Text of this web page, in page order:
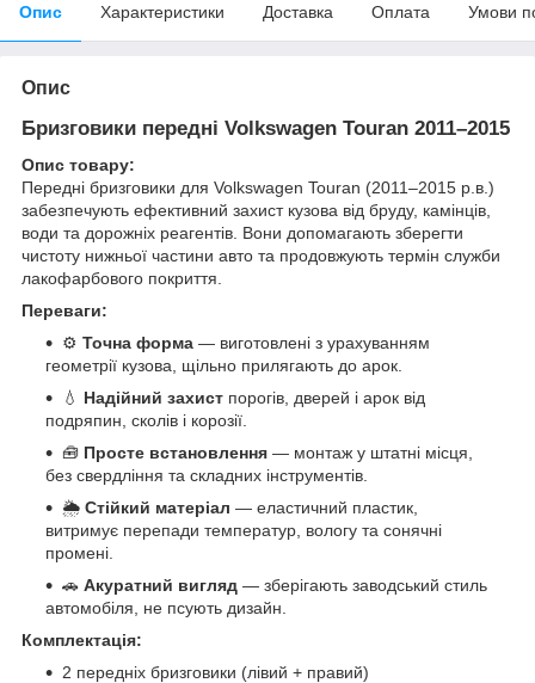
Опис Характеристики Доставка Оплата Умови
Опис
Бризговики передні Volkswagen Touran 2011–2015
Опис товару:
Передні бризговики для Volkswagen Touran (2011–2015 р.в.)
забезпечують ефективний захист кузова від бруду, камінців,
води та дорожніх реагентів. Вони допомагають зберегти
чистоту нижньої частини авто та продовжують термін служби
лакофарбового покриття.
Переваги:
⚙️ Точна форма — виготовлені з урахуванням
геометрії кузова, щільно прилягають до арок.
💧 Надійний захист порогів, дверей і арок від
подряпин, сколів і корозії.
🧰 Просте встановлення — монтаж у штатні місця,
без свердління та складних інструментів.
🌦️ Стійкий матеріал — еластичний пластик,
витримує перепади температур, вологу та сонячні
промені.
🚗 Акуратний вигляд — зберігають заводський стиль
автомобіля, не псують дизайн.
Комплектація:
2 передніх бризговики (лівий + правий)